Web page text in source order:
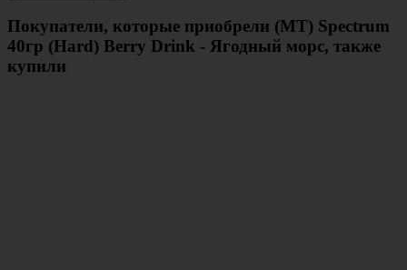
Покупатели, которые приобрели (MT) Spectrum
40гр (Hard) Berry Drink - Ягодный морс, также
купили